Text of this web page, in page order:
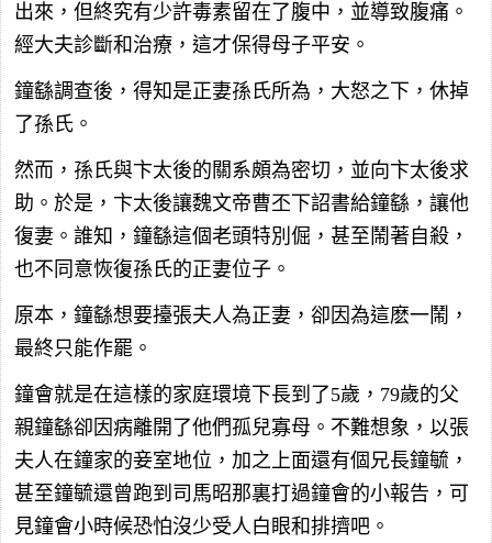
出來，但終究有少許毒素留在了腹中，並導致腹痛。
經大夫診斷和治療，這才保得母子平安。
鐘繇調查後，得知是正妻孫氏所為，大怒之下，休掉
了孫氏。
然而，孫氏與卞太後的關系頗為密切，並向卞太後求
助。於是，卞太後讓魏文帝曹丕下詔書給鐘繇，讓他
復妻。誰知，鐘繇這個老頭特別倔，甚至鬧著自殺，
也不同意恢復孫氏的正妻位子。
原本，鐘繇想要擡張夫人為正妻，卻因為這麽一鬧，
最終只能作罷。
鐘會就是在這樣的家庭環境下長到了5歲，79歲的父
親鐘繇卻因病離開了他們孤兒寡母。不難想象，以張
夫人在鐘家的妾室地位，加之上面還有個兄長鐘毓，
甚至鐘毓還曾跑到司馬昭那裏打過鐘會的小報告，可
見鐘會小時候恐怕沒少受人白眼和排擠吧。